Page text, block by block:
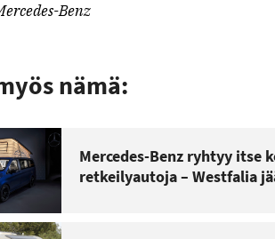
Benz
nämä:
Mercedes-Benz ryhtyy itse
retkeilyautoja – Westfalia